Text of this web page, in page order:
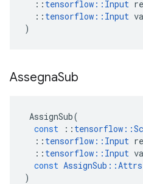
:: tensorflow :: Input
:: tensorflow :: Input
)
AssegnaSub
AssignSub(
const
:: tensorflow ::
:: tensorflow :: Input
:: tensorflow :: Input
const AssignSub ::Attrs
)